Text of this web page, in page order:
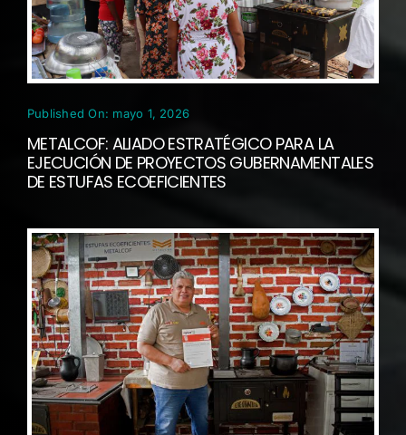
Published On: mayo 1, 2026
METALCOF: ALIADO ESTRATÉGICO PARA LA
EJECUCIÓN DE PROYECTOS GUBERNAMENTALES
DE ESTUFAS ECOEFICIENTES